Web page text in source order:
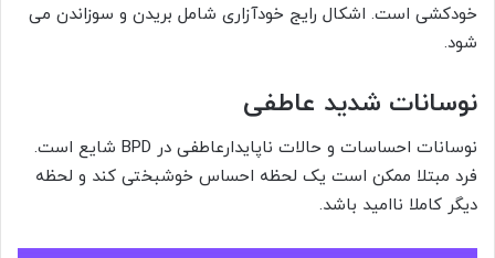
خودکشی است. اشکال رایج خودآزاری شامل بریدن و سوزاندن می
شود.
نوسانات شدید عاطفی
نوسانات احساسات و حالات ناپایدارعاطفی در BPD شایع است.
فرد مبتلا ممکن است یک لحظه احساس خوشبختی کند و لحظه
دیگر کاملا ناامید باشد.